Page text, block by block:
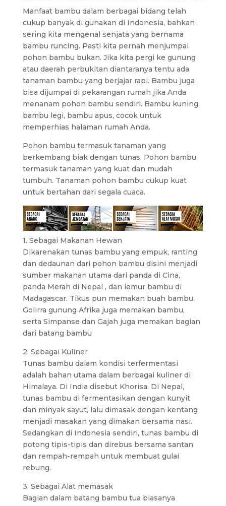
Manfaat bambu dalam berbagai bidang telah
cukup banyak di gunakan di Indonesia, bahkan
sering kita mengenal senjata yang bernama
bambu runcing. Pasti kita pernah menjumpai
pohon bambu bukan. Jika kita pergi ke gunung
atau daerah perbukitan diantaranya tentu ada
tanaman bambu yang berjajar rapi. Bambu juga
bisa dijumpai di pekarangan rumah jika Anda
menanam pohon bambu sendiri. Bambu kuning,
bambu legi, bambu apus, cocok untuk
memperhias halaman rumah Anda.
Pohon bambu termasuk tanaman yang
berkembang biak dengan tunas. Pohon bambu
termasuk tanaman yang kuat dan mudah
tumbuh. Tanaman pohon bambu cukup kuat
untuk bertahan dari segala cuaca.
1. Sebagai Makanan Hewan
Dikarenakan tunas bambu yang empuk, ranting
dan dedaunan dari pohon bambu disini menjadi
sumber makanan utama dari panda di Cina,
panda Merah di Nepal , dan lemur bambu di
Madagascar. Tikus pun memakan buah bambu.
Golirra gunung Afrika juga memakan bambu,
serta Simpanse dan Gajah juga memakan bagian
dari batang bambu
2. Sebagai Kuliner
Tunas bambu dalam kondisi terfermentasi
adalah bahan utama dalam berbagai kuliner di
Himalaya. Di India disebut Khorisa. Di Nepal,
tunas bambu di fermentasikan dengan kunyit
dan minyak sayut, lalu dimasak dengan kentang
menjadi masakan yang dimakan bersama nasi.
Sedangkan di Indonesia sendiri, tunas bambu di
potong tipis-tipis dan direbus bersama santan
dan rempah-rempah untuk membuat gulai
rebung.
3. Sebagai Alat memasak
Bagian dalam batang bambu tua biasanya